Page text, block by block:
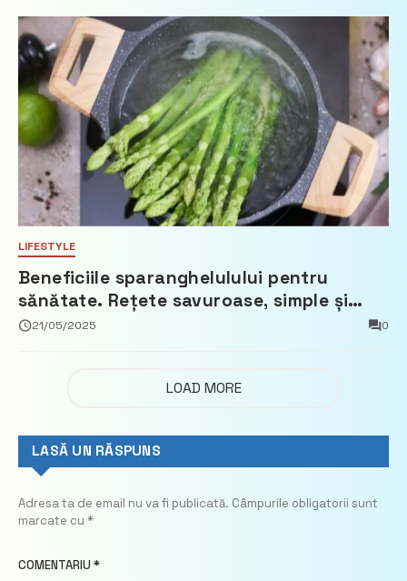
LIFESTYLE
Beneficiile sparanghelulului pentru
sănătate. Rețete savuroase, simple și
ușor de pregătit
21/05/2025 0
LOAD MORE
LASĂ UN RĂSPUNS
Adresa ta de email nu va fi publicată. Câmpurile obligatorii sunt
marcate cu *
COMENTARIU *